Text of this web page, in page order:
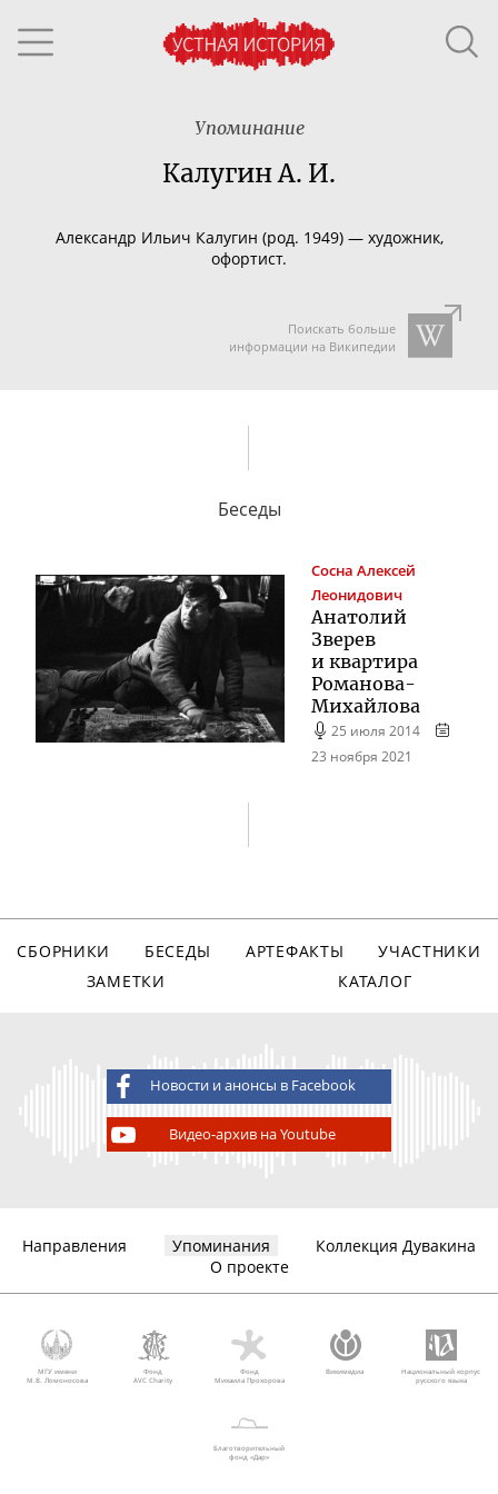
Упоминание
Калугин А. И.
Александр Ильич Калугин (род. 1949) — художник,
офортист.
Поискать больше
информации на Википедии
Беседы
Сосна Алексей
Леонидович
Анатолий
Зверев
и квартира
Романова-
Михайлова
25 июля 2014
23 ноября 2021
СБОРНИКИ БЕСЕДЫ АРТЕФАКТЫ
УЧАСТНИКИ
ЗАМЕТКИ
КАТАЛОГ
Новости и анонсы в Facebook
Видео-архив на Youtube
Направления Упоминания
Коллекция Дувакина
О проекте
МГУ имени
М.В. Ломоносова
Фонд
AVC Charity
Фонд
Михаила Прохорова
Викимедиа
Национальный корпус
русского языка
Благотворительный
фонд «Дар»